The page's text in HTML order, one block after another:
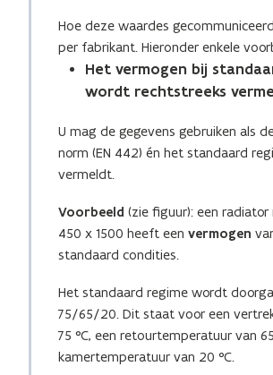
Hoe deze waardes
per fabrikant. Hieronder enkele
Het vermogen bij
wordt rechtstreeks
U mag de gegevens gebruiken als
norm (EN 442) én het standaard
vermeldt.
Voorbeeld (zie figuur): een
450 x 1500 heeft een vermogen
standaard condities.
Het standaard regime wordt
75/65/20. Dit staat voor een
75 °C, een retourtemperatuur van
kamertemperatuur van 20 °C.